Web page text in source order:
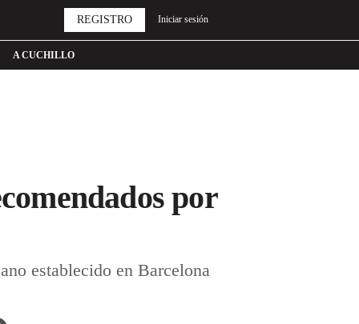
A CUCHILLO
REGISTRO Iniciar sesión
por
establecido en Barcelona